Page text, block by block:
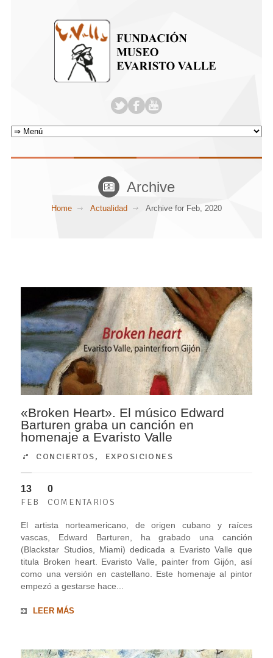
Archive
Home Actualidad Archive for Feb, 2020
«Broken Heart». El músico Edward
Barturen graba un canción en
homenaje a Evaristo Valle
CONCIERTOS, EXPOSICIONES
13
FEB
0
COMENTARIOS
El artista norteamericano, de origen cubano y raíces
vascas, Edward Barturen, ha grabado una canción
(Blackstar Studios, Miami) dedicada a Evaristo Valle que
titula Broken heart. Evaristo Valle, painter from Gijón, así
como una versión en castellano. Este homenaje al pintor
empezó a gestarse hace...
LEER MÁS